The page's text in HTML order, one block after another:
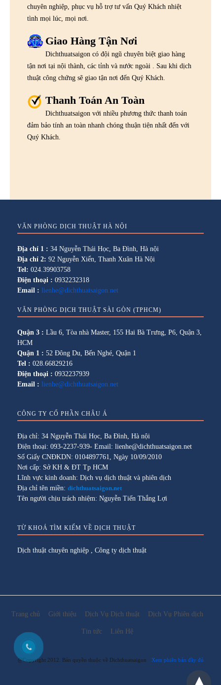
chuyên nghiệp, phục vụ hỗ trợ tư vấn Quý Khách nhiệt
tình mọi lúc, mọi nơi.
Giao Hàng Tận Nơi
Dichthuatsaigon có đội ngũ chuyên biệt giao hàng
tận nơi tại nội thành, các tỉnh và nước ngoài . Sau khi dịch
thuật công chứng sẽ giao tận nơi đến Quý Khách.
Thanh Toán An Toàn
Dichthuatsaigon với nhiều phương thức thanh toán
đảm bảo tính an toàn nhanh chóng thuận tiện nhất đến với
Quý Khách.
VĂN PHÒNG DỊCH THUẬT HÀ NỘI
Địa chỉ 1 : 34 Nguyễn Thái Học, Ba Đình, Hà nội
Địa chỉ 2: 92 Nguyễn Xiển, Thanh Xuân Hà Nội
Tel: 024.39903758
Điện thoại : 0932232318
Email : lienhe@dichthuatsaigon.net
VĂN PHÒNG DỊCH THUẬT SÀI GÒN (TPHCM)
Quận 3 : Lầu 6, Tòa nhà Master, 155 Hai Bà Trưng, P6, Quận 3,
HCM
Quận 1 : 52 Đông Du, Bến Nghé, Quận 1
Tel : 028.66829216
Điện thoại : 0932237939
Email : lienhe@dichthuatsaigon.net
CÔNG TY CỔ PHẦN CHÂU Á
Địa chỉ: 34 Nguyễn Thái Học, Ba Đình, Hà nội
Điện thoại: 093-2237-939- Email: lienhe@dichthuatsaigon.net
Số Giấy CNĐKDN: 0104897761, Ngày 10/09/2010
Nơi cấp: Sở KH & ĐT Tp HCM
Lĩnh vực kinh doanh: Dịch vụ dịch thuật và phiên dịch
Địa chỉ tên miền: dichthuatsaigon.net
Tên người chịu trách nhiệm: Nguyễn Tiến Thắng Lợi
TỪ KHOÁ TÌM KIẾM VỀ DỊCH THUẬT
Dịch thuật chuyên nghiệp Công ty dịch thuật
Trang chủ Giới thiệu Dịch Vụ Dịch thuật Dịch Vụ Phiên dịch
Tin tức Liên Hệ
@Copyright 2012. Bản quyền thuộc về Dichthuatsaigon Xem phiên bản đầy đủ